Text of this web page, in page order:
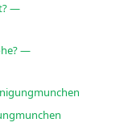
—
—